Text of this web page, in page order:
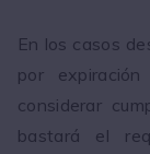
En los casos
por
considerar
bastará el